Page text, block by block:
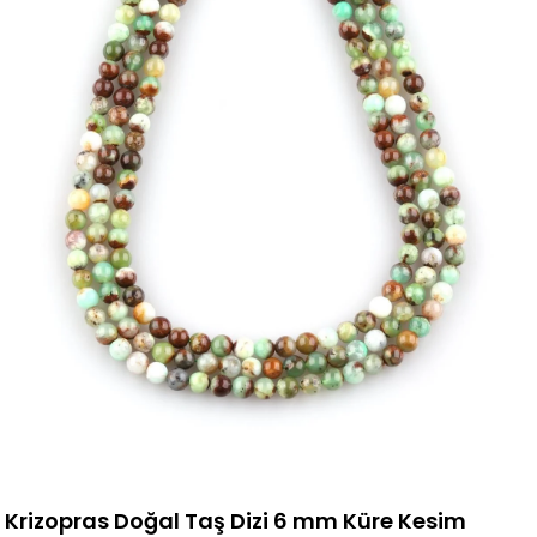
Krizopras Doğal Taş Dizi 6 mm Küre Kesim